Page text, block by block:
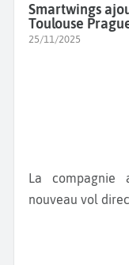
Smartwings
Toulouse
25/11/2025
La compagnie aérienne Smartwings ouvre son
nouveau vol